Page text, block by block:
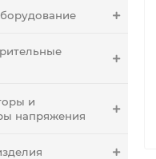
и
напряжения